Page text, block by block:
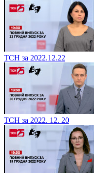
ТСН за 2022.12.22
ТСН за 2022. 12. 20